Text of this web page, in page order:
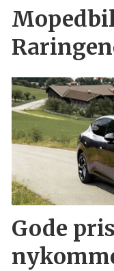
Gode